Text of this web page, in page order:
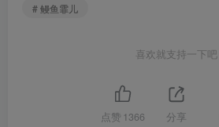
# 鳗鱼霏儿
喜欢就支持一下吧
点赞 1366 分享